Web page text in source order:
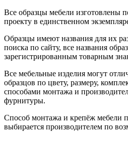
Все образцы мебели изготовлены
проекту в единственном
Образцы имеют названия для их
поиска по сайту, все названия
зарегистрированным товарным
Все мебельные изделия могут
образцов по цвету, размеру,
способами монтажа и
фурнитуры.
Способ монтажа и крепёж мебели
выбирается производителем по